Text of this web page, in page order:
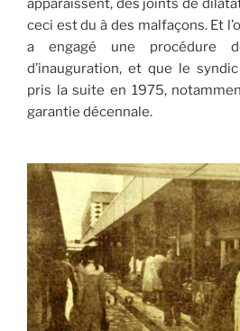
apparaissent, des joints de
ceci est du à des malfaçons. Et
a engagé une procédure
d’inauguration, et que le
pris la suite en 1975,
garantie décennale.